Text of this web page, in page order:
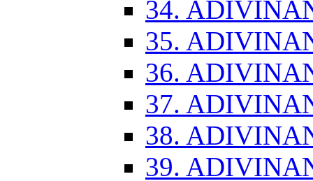
34.
35.
36.
37.
38.
39.